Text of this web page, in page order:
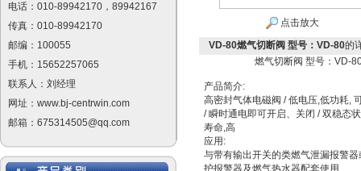
电话：010-89942170，89942167
传真：010-89942170
邮编：100055
手机：15652257065
联系人：刘经理
网址：www.bj-centrwin.com
邮箱：675314505@qq.com
点击放大
VD-80燃气切断阀 型号：VD-80的
燃气切断阀 型号：VD-
产品简介:
高密封气体电磁阀 / 低电压,低功耗,
/ 瞬时通电即可开启、关闭 / 双稳态
寿命,高
应用:
与带有输出开关的类燃气泄漏报警
护报警器及燃气热水器配套使用